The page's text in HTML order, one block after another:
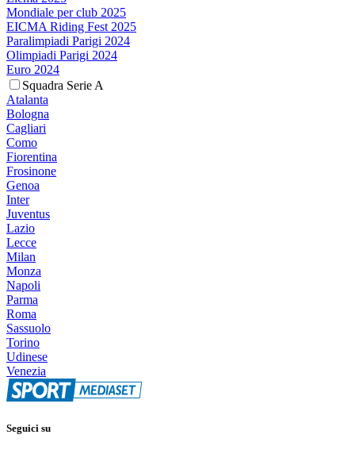
Mondiale per club 2025
EICMA Riding Fest 2025
Paralimpiadi Parigi 2024
Olimpiadi Parigi 2024
Euro 2024
Squadra Serie A
Atalanta
Bologna
Cagliari
Como
Fiorentina
Frosinone
Genoa
Inter
Juventus
Lazio
Lecce
Milan
Monza
Napoli
Parma
Roma
Sassuolo
Torino
Udinese
Venezia
Seguici su